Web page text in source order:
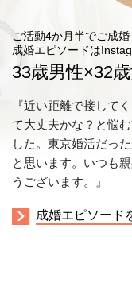
ご活動4か月半でご成婚
成婚エピソードは
33歳男性×32
『近い距離で接して
て大丈夫かな？と悩
した。東京婚活だっ
と思います。いつも
うございます。』
成婚エピソード